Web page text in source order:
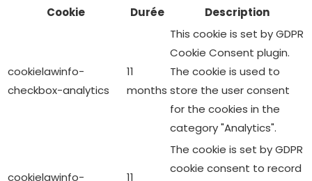
Cookie
Durée Description
cookielawinfo-
checkbox-analytics
11
months
This cookie is set by GDPR
Cookie Consent plugin.
The cookie is used to
store the user consent
for the cookies in the
category "Analytics".
cookielawinfo-
11
The cookie is set by GDPR
cookie consent to record